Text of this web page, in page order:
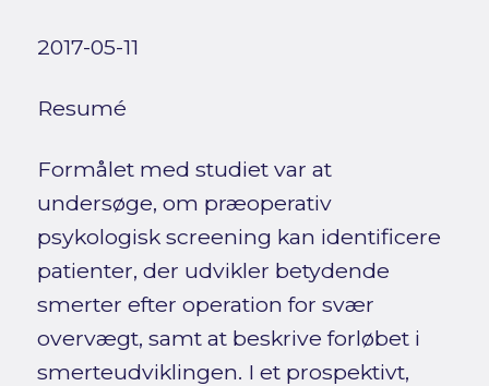
2017-05-11
Resumé
Formålet med studiet var at
undersøge, om præoperativ
psykologisk screening kan identificere
patienter, der udvikler betydende
smerter efter operation for svær
overvægt, samt at beskrive forløbet i
smerteudviklingen. I et prospektivt,